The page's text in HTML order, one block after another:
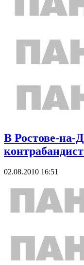
В Ростове-на-
02.08.2010 16:51